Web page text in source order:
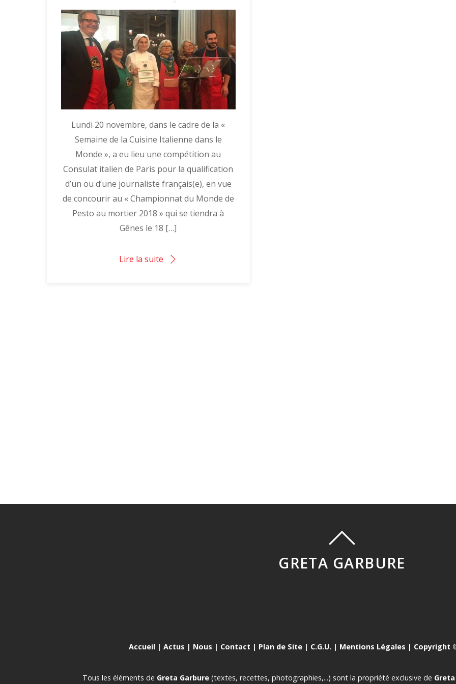
Lundi 20 novembre, dans le cadre de la «
Semaine de la Cuisine Italienne dans le
Monde », a eu lieu une compétition au
Consulat italien de Paris pour la qualification
d’un ou d’une journaliste français(e), en vue
de concourir au « Championnat du Monde de
Pesto au mortier 2018 » qui se tiendra à
Gênes le 18 […]
Lire la suite
GRETA GARBURE
Accueil | Actus | Nous | Contact | Plan de Site | C.G.U. | Mentions Légales | Copyright
Tous les éléments de Greta Garbure (textes, recettes, photographies,...) sont la propriété exclusive de